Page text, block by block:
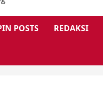
POSTS REDAKSI